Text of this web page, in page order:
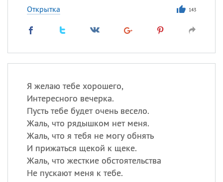
Открытка 143
Я желаю тебе хорошего,
Интересного вечерка.
Пусть тебе будет очень весело.
Жаль, что рядышком нет меня.
Жаль, что я тебя не могу обнять
И прижаться щекой к щеке.
Жаль, что жесткие обстоятельства
Не пускают меня к тебе.